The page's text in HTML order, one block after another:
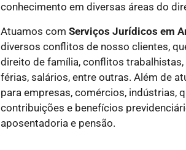
conhecimento em diversas áreas do
Atuamos comServiços Jurídicosem
diversos conflitos de nosso clientes,
direito de família, conflitos
férias, salários, entre outras. Além de
para empresas, comércios, indústrias,
contribuições e benefícios
aposentadoria e pensão.